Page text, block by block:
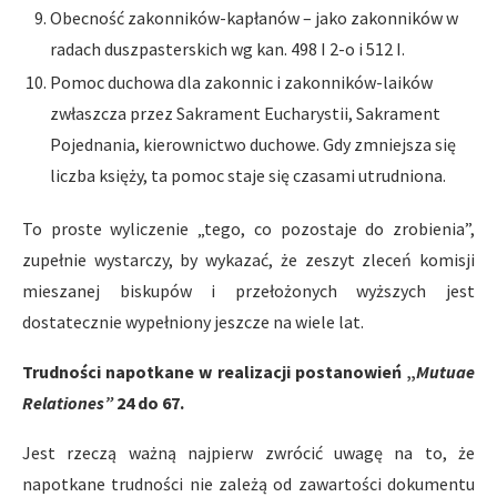
Obecność zakonników-kapłanów – jako zakonników w
radach duszpasterskich wg kan. 498 I 2-o i 512 I.
Pomoc duchowa dla zakonnic i zakonników-laików
zwłaszcza przez Sakrament Eucharystii, Sakrament
Pojednania, kierownictwo duchowe. Gdy zmniejsza się
liczba księży, ta pomoc staje się czasami utrudniona.
To proste wyliczenie „tego, co pozostaje do zrobienia”,
zupełnie wystarczy, by wykazać, że zeszyt zleceń komisji
mieszanej biskupów i przełożonych wyższych jest
dostatecznie wypełniony jeszcze na wiele lat.
Trudności napotkane w realizacji postanowień „Mutuae
Relationes”24 do 67.
Jest rzeczą ważną najpierw zwrócić uwagę na to, że
napotkane trudności nie zależą od zawartości dokumentu